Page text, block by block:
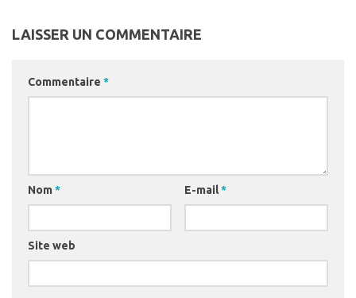
LAISSER UN COMMENTAIRE
Commentaire *
Nom * E-mail*
Site web